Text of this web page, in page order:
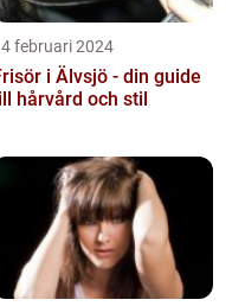
februari 2024
i Älvsjö - din guide
hårvård och stil